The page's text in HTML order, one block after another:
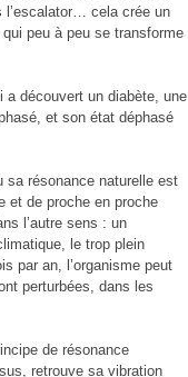
l’escalator… cela crée un
peu à peu se transforme
a découvert un diabète, une
et son état déphasé
sa résonance naturelle est
et de proche en proche
l’autre sens : un
le trop plein
par an, l’organisme peut
perturbées, dans les
de résonance
retrouve sa vibration